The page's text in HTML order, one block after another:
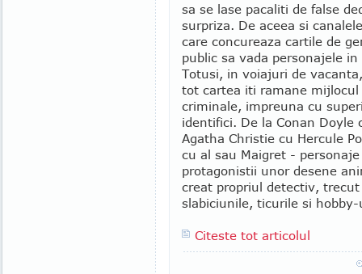
sa se lase pacaliti de false
surpriza. De aceea si
care concureaza cartile de
public sa vada personajele
Totusi, in voiajuri de
tot cartea iti ramane
criminale, impreuna cu
identifici. De la Conan Doyle
Agatha Christie cu Hercule
cu al sau Maigret -
protagonistii unor desene
creat propriul detectiv,
slabiciunile, ticurile si
Citeste tot articolul